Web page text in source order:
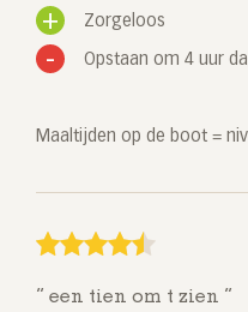
Zorgeloos
Opstaan om 4 uur
Maaltijden op de boot =
een tien om t zien